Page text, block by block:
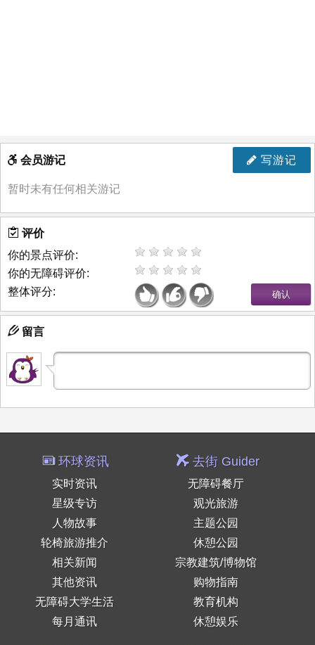
写游记
会员游记
暂时未有任何相关游记
评价
你的景点评价:
你的无障碍评价:
整体评分:
留言
环球资讯
实时资讯
星级专访
人物故事
轮椅旅游推介
相关新闻
其他资讯
无障碍大学生活
每月通讯
去街 Guider
无障碍餐厅
观光旅游
主题公园
休憩公园
宗教建筑/博物馆
购物指南
教育机构
休憩娱乐